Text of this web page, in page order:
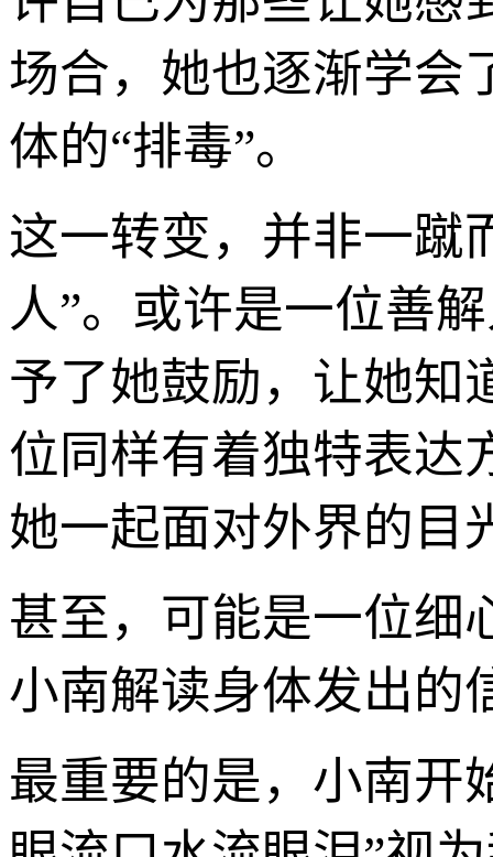
场合，她也逐渐学会
体的“排毒”。
这一转变，并非一蹴
人”。或许是一位善
予了她鼓励，让她知
位同样有着独特表达
她一起面对外界的目
甚至，可能是一位细
小南解读身体发出的
最重要的是，小南开